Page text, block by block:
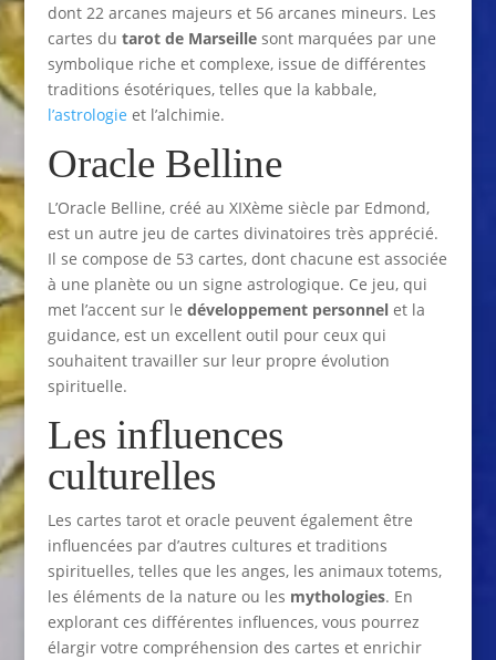
dont 22 arcanes majeurs et 56 arcanes mineurs. Les
cartes du tarot de Marseillesont marquées par une
symbolique riche et complexe, issue de différentes
traditions ésotériques, telles que la kabbale,
l’astrologie et l’alchimie.
Oracle Belline
L’Oracle Belline, créé au XIXème siècle par Edmond,
est un autre jeu de cartes divinatoires très apprécié.
Il se compose de 53 cartes, dont chacune est associée
à une planète ou un signe astrologique. Ce jeu, qui
met l’accent sur le développement personnelet la
guidance, est un excellent outil pour ceux qui
souhaitent travailler sur leur propre évolution
spirituelle.
Les influences
culturelles
Les cartes tarot et oracle peuvent également être
influencées par d’autres cultures et traditions
spirituelles, telles que les anges, les animaux totems,
les éléments de la nature ou les mythologies. En
explorant ces différentes influences, vous pourrez
élargir votre compréhension des cartes et enrichir